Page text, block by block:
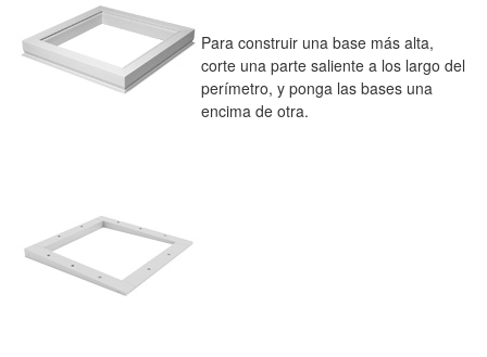
Para construir una base más alta,
corte una parte saliente a los largo del
perímetro, y ponga las bases una
encima de otra.